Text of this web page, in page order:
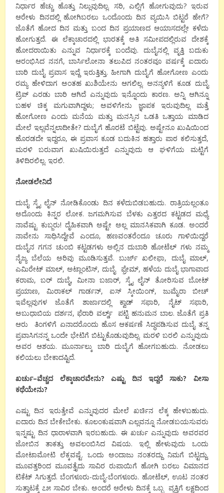
ನಿರ್ಧಾರ ಹೆಚ್ಚು ಹೊತ್ತು ನಿಲ್ಲುವುದಿಲ್ಲ. ಸರಿ, ಎಲ್ಲಿಗೆ ಹೋಗುವುದು? ಇರುವ
ಆರೇಳು ದಿನದಲ್ಲಿ ಹೋಗಿಬರಲು ಒಂದೊಂದು ದಿನ ವ್ಯಯಿಸಿ ಬಿಟ್ಟರೆ ಹೇಗೆ?
ಜೊತೆಗೆ ಹೋದ ದಿನ ಮತ್ತು ಬಂದ ದಿನ ಪ್ರಯಾಣದ ಆಯಾಸದಲ್ಲೇ ಕಳೆದು
ಹೋಗುತ್ತದೆ. ಈ ಲೆಕ್ಕಾಚಾರದಲ್ಲಿ ಭಾರತಕ್ಕೆ ಅತಿ ಸಮೀಪದಲ್ಲಿರುವ ದೇಶಕ್ಕೆ
ಹೋದರಾಯಿತು ಎನ್ನುವ ನಿರ್ಧಾರಕ್ಕೆ ಬಂದೆವು. ದುಬೈನಲ್ಲಿ ವೃತ್ತಿ ಬದುಕು
ಆರಂಭಿಸಿದ ನನಗೆ, ಬಾರ್ಸಿಲೋನಾ ತಲುಪಿದ ನಂತರವೂ ವರ್ಷಕ್ಕೆ ಐದಾರು
ಬಾರಿ ದುಬೈ ಪ್ರವಾಸ ಇದ್ದೆ ಇರುತ್ತಿತ್ತು. ಹೀಗಾಗಿ ದುಬೈಗೆ ಹೋಗೋಣ ಎಂದು
ರಮ್ಯ ಹೇಳಿದಾಗ ಅಂತಹ ಖುಶಿಯೇನು ಆಗಲಿಲ್ಲ. ಅನನ್ಯಳಿಗೆ ಕೂಡ ದುಬೈ
ಟ್ರಿಪ್ ಎರಡು ಬಾರಿ ಆಗಿದೆ ಎನ್ನುವುದು ಇನ್ನೊಂದು ಕಾರಣ. ಅನ್ನಿ ಆಗಿನ್ನೂ
ಬಹಳ ಚಿಕ್ಕ ಮಗುವಾಗಿದ್ದಳು; ಅವಳಿಗೇನು ಜ್ಞಾಪಕ ಇರುವುದಿಲ್ಲ ಮತ್ತೆ
ಹೋಗೋಣ ಎಂದು ಮನೆಯ ಮತ್ತು ಮನಸ್ಸಿನ ಒಡತಿ ಒತ್ತಾಯ ಮಾಡಿದ
ಮೇಲೆ ಇಲ್ಲವೆನ್ನಲಾದೀತೇ? ದುಬೈಗೆ ಹೊರಟೆ ಬಿಟ್ಟೆವು. ಅಷ್ಟೇನೂ ಖುಷಿಯಿಂದ
ಹೊರಡದೇ ಇದ್ದರೂ, ಈ ಪ್ರವಾಸ ಕೂಡ ಬದುಕಿನ ಹತ್ತಾರು ಪಾಠ ಕಲಿಸುತ್ತದೆ,
ಮರಳಿ ಬರುವಾಗ ಖುಷಿಯಿರುತ್ತದೆ ಎನ್ನುವುದು ಆ ಘಳಿಗೆಯ ಮಟ್ಟಿಗೆ
ತಿಳಿದಿರಲಿಲ್ಲ. ಇರಲಿ.
ನೋಡಲೇನಿದೆ
ದುಬೈ ಸ್ಕೈ ಲೈನ್ ನೋಡಿಕೊಂಡು ದಿನ ಕಳೆದುಬಿಡಬಹುದು. ರಾತ್ರಿಯಲ್ಲಂತೂ
ಅದೊಂದು ಕಿನ್ನರ ಲೋಕ. ಜಗಮಗಿಸುವ ಬೆಳಕು ಎತ್ತರದ ಕಟ್ಟಡದ ಮಧ್ಯೆ
ನಾವೆಷ್ಟು ಕುಬ್ಜರು! ದೈಹಿಕವಾಗಿ ಅಷ್ಟೇ ಅಲ್ಲ ಮಾನಸಿಕವಾಗಿ ಕೂಡ. ಅಂದರೆ
ನಾವೇನು ಸಾಧಿಸಿದ್ದೇವೆ ಎಂದೂ, ಹಣವಂತರೆಂದೂ ಚೂರು ಗಾಳಿಯಿದ್ದರೆ
ದುಬೈನ ಗಗನ ಚುಂಬಿ ಕಟ್ಟಡಗಳು ಅಲ್ಲಿನ ದುಬಾರಿ ಹೋಟೆಲ್ ಗಳು ನಮ್ಮ
ನೈಜ್ಯ ಬೆಲೆಯ ಅರಿವು ಮೂಡಿಸುತ್ತವೆ. ಬುರ್ಜ್ ಖಲೀಫಾ, ದುಬೈ ಮಾಲ್,
ಎಮಿರೇಟ್ ಮಾಲ್, ಅಟ್ಲಾಂಟಿಸ್, ದುಬೈ ಫ್ರೇಮ್, ಹಳೆಯ ದುಬೈ ಭಾಗಾವಾದ
ಕರಾಮ, ಬರ್ ದುಬೈ, ಮೀನಾ ಬಜಾರ್, ಸ್ಕೈ ಲೈನ್ ತೋರಿಸುವ ಬೋಟ್
ಪ್ರಯಾಣ, ಮಿರಾಕಲ್ ಗಾರ್ಡನ್, ಐಸ್ ಸ್ಕೀಯಿಂಗ್, ಜುಮೈರಾ ಬೀಚ್
ಇವೆಲ್ಲವುಗಳ ಜೊತೆಗೆ ಶಾರ್ಜಾದಲ್ಲಿ ಕ್ವಾಡ್ ಸಫಾರಿ, ನೈಟ್ ಸಫಾರಿ,
ಅಬುಧಾಬಿಯ ದರ್ಶನ, ಫೆರಾರಿ ವರ್ಲ್ಡ್ ಪಟ್ಟಿ ಹನುಮನ ಬಾಲ. ಜೊತೆಗೆ ಪ್ರತಿ
ಆರು ತಿಂಗಳಿಗೆ ಏನಾದರೊಂದು ಹೊಸ ಆಕರ್ಷಣೆ ಸಿದ್ಧಪಡಿಸುವ ದುಬೈ ತನ್ನ
ಪ್ರವಾಸಿಗನನ್ನ ಒಂದೇ ಭೇಟಿಗೆ ಬಿಟ್ಟುಕೊಡುವುದಿಲ್ಲ. ಮರಳಿ ಬರಲಿ ಎನ್ನುವುದು
ಅವರ ಆಶಯ. ಮೂರ್ನಾಲ್ಕು ಬಾರಿ ದುಬೈಗೆ ಹೋಗಬಹುದು. ನೋಡಲು
ಕಲಿಯಲು ಬೇಕಾದಷ್ಟಿದೆ.
ಖರ್ಚು–ವೆಚ್ಚದ ಲೆಕ್ಕಾಚಾರವೇನು?ಎಷ್ಟು ದಿನ ಇದ್ದರೆ ಸಾಕು? ವೀಸಾ
ಕಥೆಯೇನು?
ಎಷ್ಟು ದಿನ ಇರುತ್ತೇವೆ ಎನ್ನುವುದರ ಮೇಲೆ ಖರ್ಚಿನ ಲೆಕ್ಕ ಹೇಳಬಹುದು.
ಐದಾರು ದಿನ ಬೇಕೇಬೇಕು. ಕೂಲಂಕುಷವಾಗಿ ಎಲ್ಲವನ್ನೂ ನೋಡಬಯಸುವರು
ಇನ್ನಷ್ಟು ದಿನ ಧಾರಾಳವಾಗಿ ಇರಬಹುದು. ಈ ಖರ್ಚು ಎನ್ನುವುದು ಅವರವರ
ಜೋಬಿನ ತಾಕತ್ತು ಅವಲಂಬಿಸಿದ ವಿಷಯ. ಇಲ್ಲಿ ಹೇಳುವುದು ಒಂದು
ಮೋಟಾಮೋಟಿ ಲೆಕ್ಕವಷ್ಟೆ. ಒಂದು ಅಂದಾಜು ನಂತರದ್ದು ನಿಮಗೆ ಬಿಟ್ಟದ್ದು.
ಮೂವತ್ತರಿಂದ ಮೂವತ್ತೈದು ಸಾವಿರ ರುಪಾಯಿಗೆ ಹೋಗಿ ಬರಲು ವಿಮಾನದ
ಟಿಕೆಟ್ ಸಿಗುತ್ತದೆ. ಬೆಂಗಳೂರು-ದುಬೈ-ಬೆಂಗಳೂರು. ಹೋಟೆಲ್, ಊಟ ನಂತರ
ಸುತ್ತಾಟಕ್ಕೆ ೭೫ ಸಾವಿರ ಬೇಕು. ಅಂದರೆ ಆರೇಳು ದಿನಕ್ಕೆ ಒಬ್ಬ ವ್ಯಕ್ತಿಗೆ ಲಕ್ಷದಿಂದ